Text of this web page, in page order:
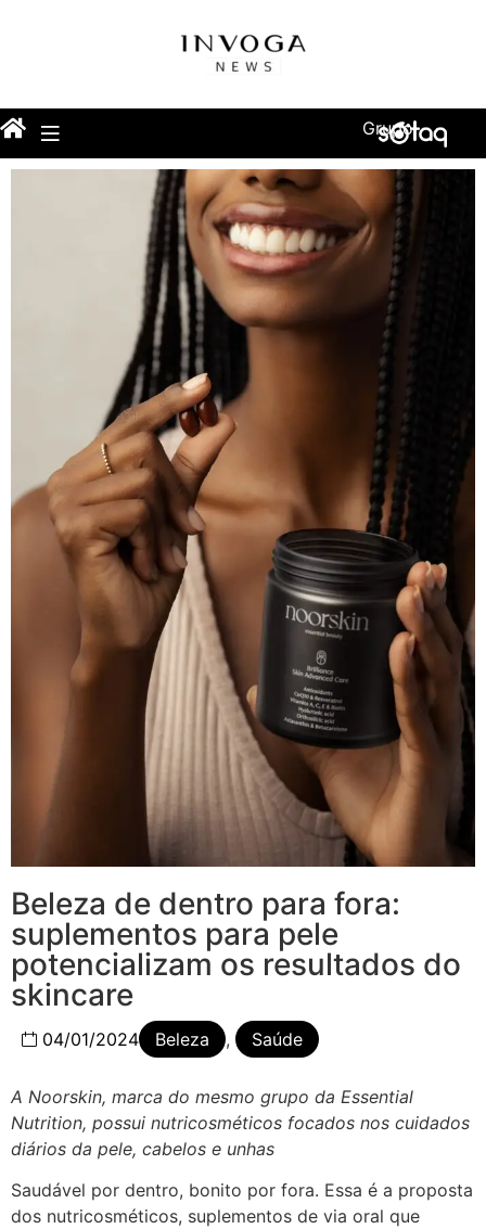
Grupo
Beleza de dentro para fora:
suplementos para pele
potencializam os resultados do
skincare
04/01/2024 Beleza , Saúde
A Noorskin, marca do mesmo grupo da Essential
Nutrition, possui nutricosméticos focados nos cuidados
diários da pele, cabelos e unhas
Saudável por dentro, bonito por fora. Essa é a proposta
dos nutricosméticos, suplementos de via oral que